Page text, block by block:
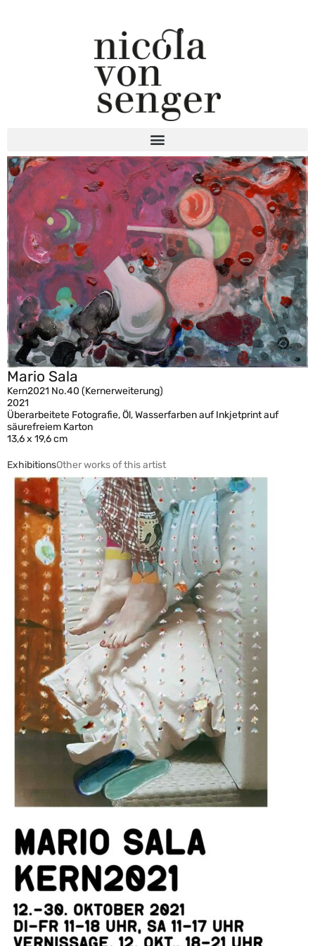
Mario Sala
Kern2021 No.40 (Kernerweiterung)
2021
Überarbeitete Fotografie, Öl, Wasserfarben auf Inkjetprint auf
säurefreiem Karton
13,6 x 19,6 cm
ExhibitionsOther works of this artist